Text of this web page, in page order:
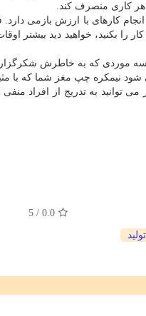
هر کاری منصرف کند.
کارهای با ارزش بازمی دارد.
را بکنید، خواهید دید بیشتر
موردی که به خاطرش شکرگزار
شود نیمکره چپ مغز شما که با
توانید به تدریج از افراد
0.0
/ 5
تولید